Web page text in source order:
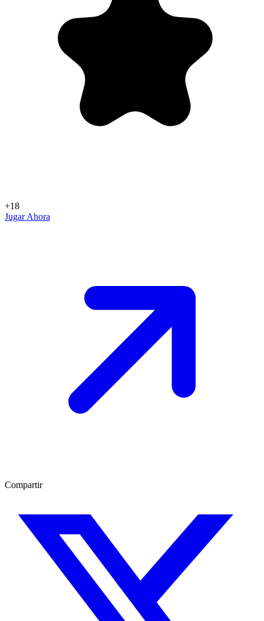
+18
Jugar Ahora
Compartir